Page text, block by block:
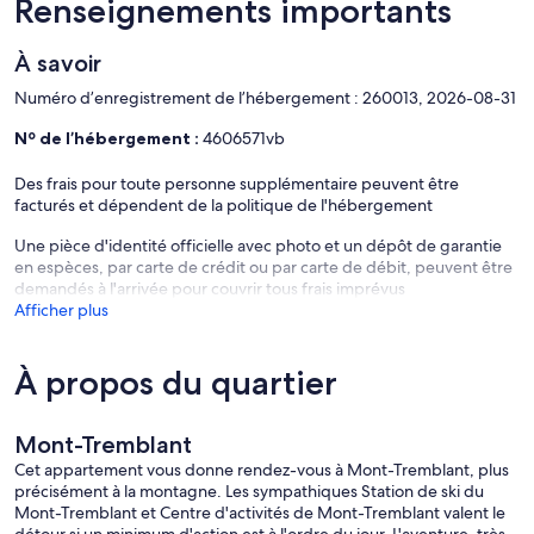
machine
Spacious terrace with dining table, pool view, and BBQ
Cleaning supplies available
Washer / Dryer / Dishwasher
Pets allowed upon request (additional fee and approval required).
Whether you’re skiing, exploring trails, or simply enjoying nature,
this apartment is the perfect spot for a memorable Mont-Tremblant
stay.
Additional Rules
1)Occupancy of the property is limited to the names provided. The
changes in occupancy. The number of people occupying the
property must not exceed the number entered at the time of
booking. This includes all children and babies, unless an exception is
2)The person booking the property must be 21 years old or older
and must be present throughout the duration of the rental. This
condition will be strictly enforced, and failure to comply may result
Renseignements importants
À savoir
Numéro d’enregistrement de l’hébergement : 260013, 2026-08-31
Nº de l’hébergement : 4606571vb
Des frais pour toute personne supplémentaire peuvent être
facturés et dépendent de la politique de l'hébergement
Une pièce d'identité officielle avec photo et un dépôt de garantie
en espèces, par carte de crédit ou par carte de débit, peuvent être
demandés à l'arrivée pour couvrir tous frais imprévus
Afficher plus
À propos du quartier
Mont-Tremblant
Cet appartement vous donne rendez-vous à Mont-Tremblant, plus
précisément à la montagne. Les sympathiques Station de ski du
Mont-Tremblant et Centre d'activités de Mont-Tremblant valent le